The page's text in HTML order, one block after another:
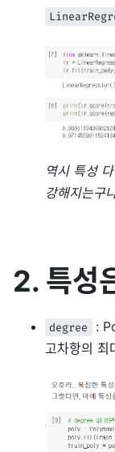
역시 특성
강해지는구
2. 특성
degree
:
고차항의